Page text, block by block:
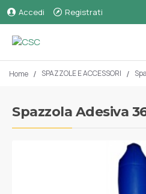
Accedi Registrati
Home SPAZZOLE E ACCESSORI
Spazzola Adesiva